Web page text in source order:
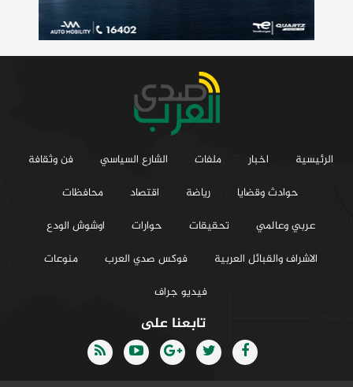
الرئيسية اخبار ملفات الشارع السياسي
فن وثقافة
حوادث وقضايا
رياضة اقتصاد
محافظات
عربي وعالمي
تحقيقات حوارات
اوشوش الودع
الاشراف والقبائل العربية
فوكس صدي العرب
منوعات
فيديو جراف
تابعنا على